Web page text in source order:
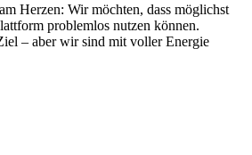
Herzen: Wir möchten, dass möglichst
problemlos nutzen können.
– aber wir sind mit voller Energie